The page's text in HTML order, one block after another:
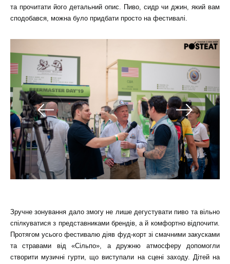
та прочитати його детальний опис. Пиво, сидр чи джин, який вам
сподобався, можна було придбати просто на фестивалі.
Зручне зонування дало змогу не лише дегустувати пиво та вільно
спілкуватися з представниками брендів, а й комфортно відпочити.
Протягом усього фестивалю діяв фуд-корт зі смачними закусками
та стравами від «Сільпо», а дружню атмосферу допомогли
створити музичні гурти, що виступали на сцені заходу. Дітей на